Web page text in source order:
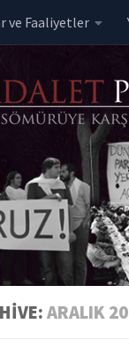
ve Faaliyetler
ARALIK